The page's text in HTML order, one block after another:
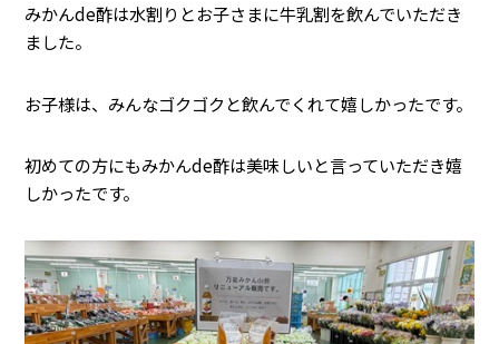
みかんde酢は水割りとお子さまに牛乳割を飲んでいただき
ました。
お子様は、みんなゴクゴクと飲んでくれて嬉しかったです。
初めての方にもみかんde酢は美味しいと言っていただき嬉
しかったです。